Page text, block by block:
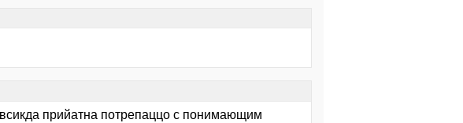
прийатна потрепаццо с понимающим